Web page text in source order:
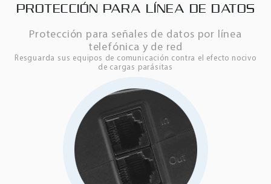
PROTECCIÓN PARA LÍNEA DE DATOS
Protección para señales de datos por línea
telefónica y de red
Resguarda sus equipos de comunicación contra el efecto nocivo
de cargas parásitas